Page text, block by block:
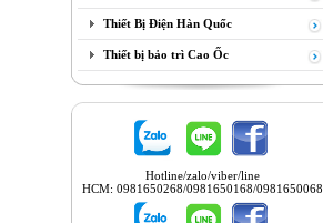
Thiết Bị Điện Hàn Quốc
Thiết bị bảo trì Cao Ốc
Hotline/zalo/viber/line
HCM: 0981650268/0981650168/0981650068